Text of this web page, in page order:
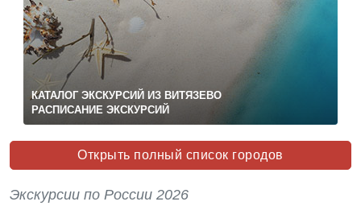
КАТАЛОГ ЭКСКУРСИЙ ИЗ ВИТЯЗЕВО
РАСПИСАНИЕ ЭКСКУРСИЙ
Открыть полный список городов
Экскурсии по России 2026